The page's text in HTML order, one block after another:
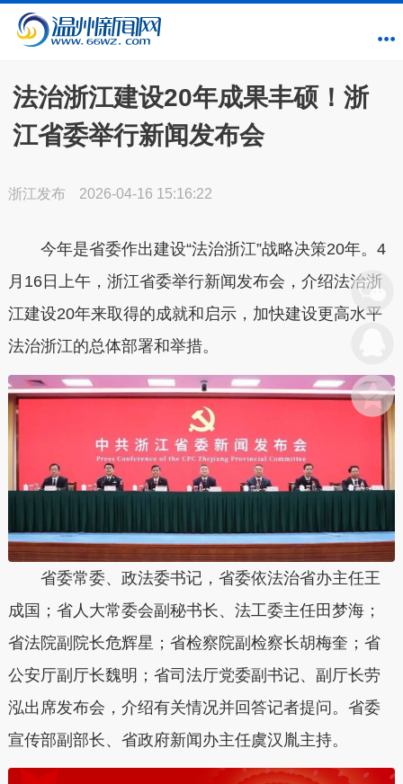
法治浙江建设20年成果丰硕！浙
江省委举行新闻发布会
浙江发布 2026-04-16 15:16:22
今年是省委作出建设“法治浙江”战略决策20年。4
月16日上午，浙江省委举行新闻发布会，介绍法治浙
江建设20年来取得的成就和启示，加快建设更高水平
法治浙江的总体部署和举措。
省委常委、政法委书记，省委依法治省办主任王
成国；省人大常委会副秘书长、法工委主任田梦海；
省法院副院长危辉星；省检察院副检察长胡梅奎；省
公安厅副厅长魏明；省司法厅党委副书记、副厅长劳
泓出席发布会，介绍有关情况并回答记者提问。省委
宣传部副部长、省政府新闻办主任虞汉胤主持。